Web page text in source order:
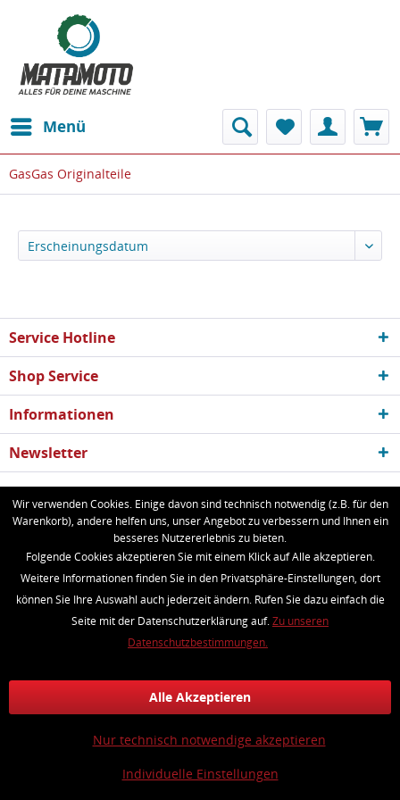
Menü
GasGas Originalteile
Service Hotline
Shop Service
Informationen
Newsletter
* Alle Preise inkl. gesetzl. Mehrwertsteuer zzgl.Versandkostenund ggf.
Nachnahmegebühren, wenn nicht anders beschrieben
Batteriehinweis Kundeninformationen
Kontakt
Widerrufsrecht
Datenschutz
AGB
Impressum
Realisiert mit Shopware
Wir verwenden Cookies. Einige davon sind technisch notwendig (z.B. für den
Warenkorb), andere helfen uns, unser Angebot zu verbessern und Ihnen ein
besseres Nutzererlebnis zu bieten.
Folgende Cookies akzeptieren Sie mit einem Klick auf Alle akzeptieren.
Weitere Informationen finden Sie in den Privatsphäre-Einstellungen, dort
können Sie Ihre Auswahl auch jederzeit ändern. Rufen Sie dazu einfach die
Seite mit der Datenschutzerklärung auf.Zu unseren
Datenschutzbestimmungen.
Individuelle Einstellungen
Nur technisch notwendige akzeptieren
Alle Akzeptieren